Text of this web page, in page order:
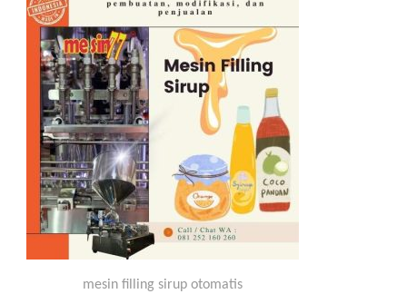
mesin filling sirup otomatis